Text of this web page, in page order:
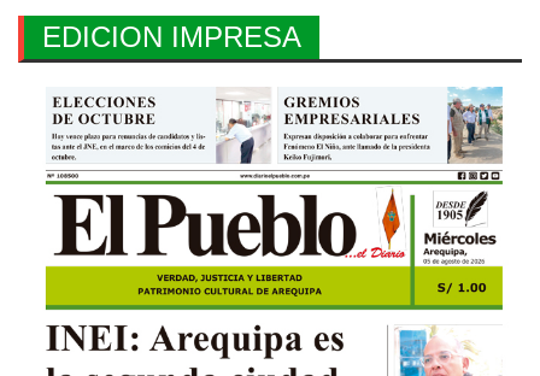
EDICION IMPRESA